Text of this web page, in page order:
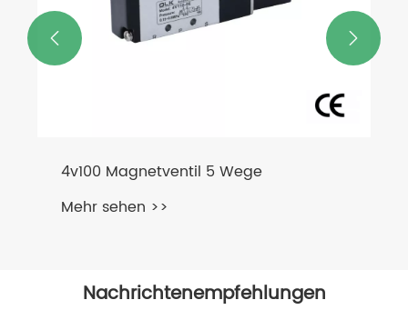
 
Nachrichtenempfehlungen